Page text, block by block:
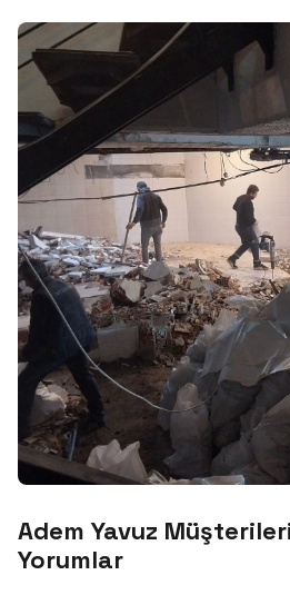
Adem Yavuz
Yorumlar